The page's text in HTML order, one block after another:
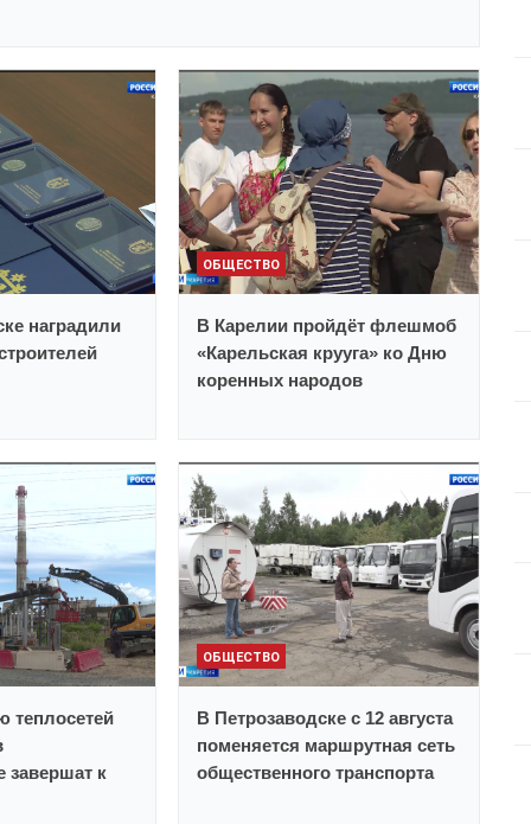
наградили
ОБЩЕСТВО
В Карелии пройдёт флешмоб
«Карельская крууга» ко Дню
коренных народов
теплосетей
завершат к
ОБЩЕСТВО
В Петрозаводске с 12 августа
поменяется маршрутная сеть
общественного транспорта